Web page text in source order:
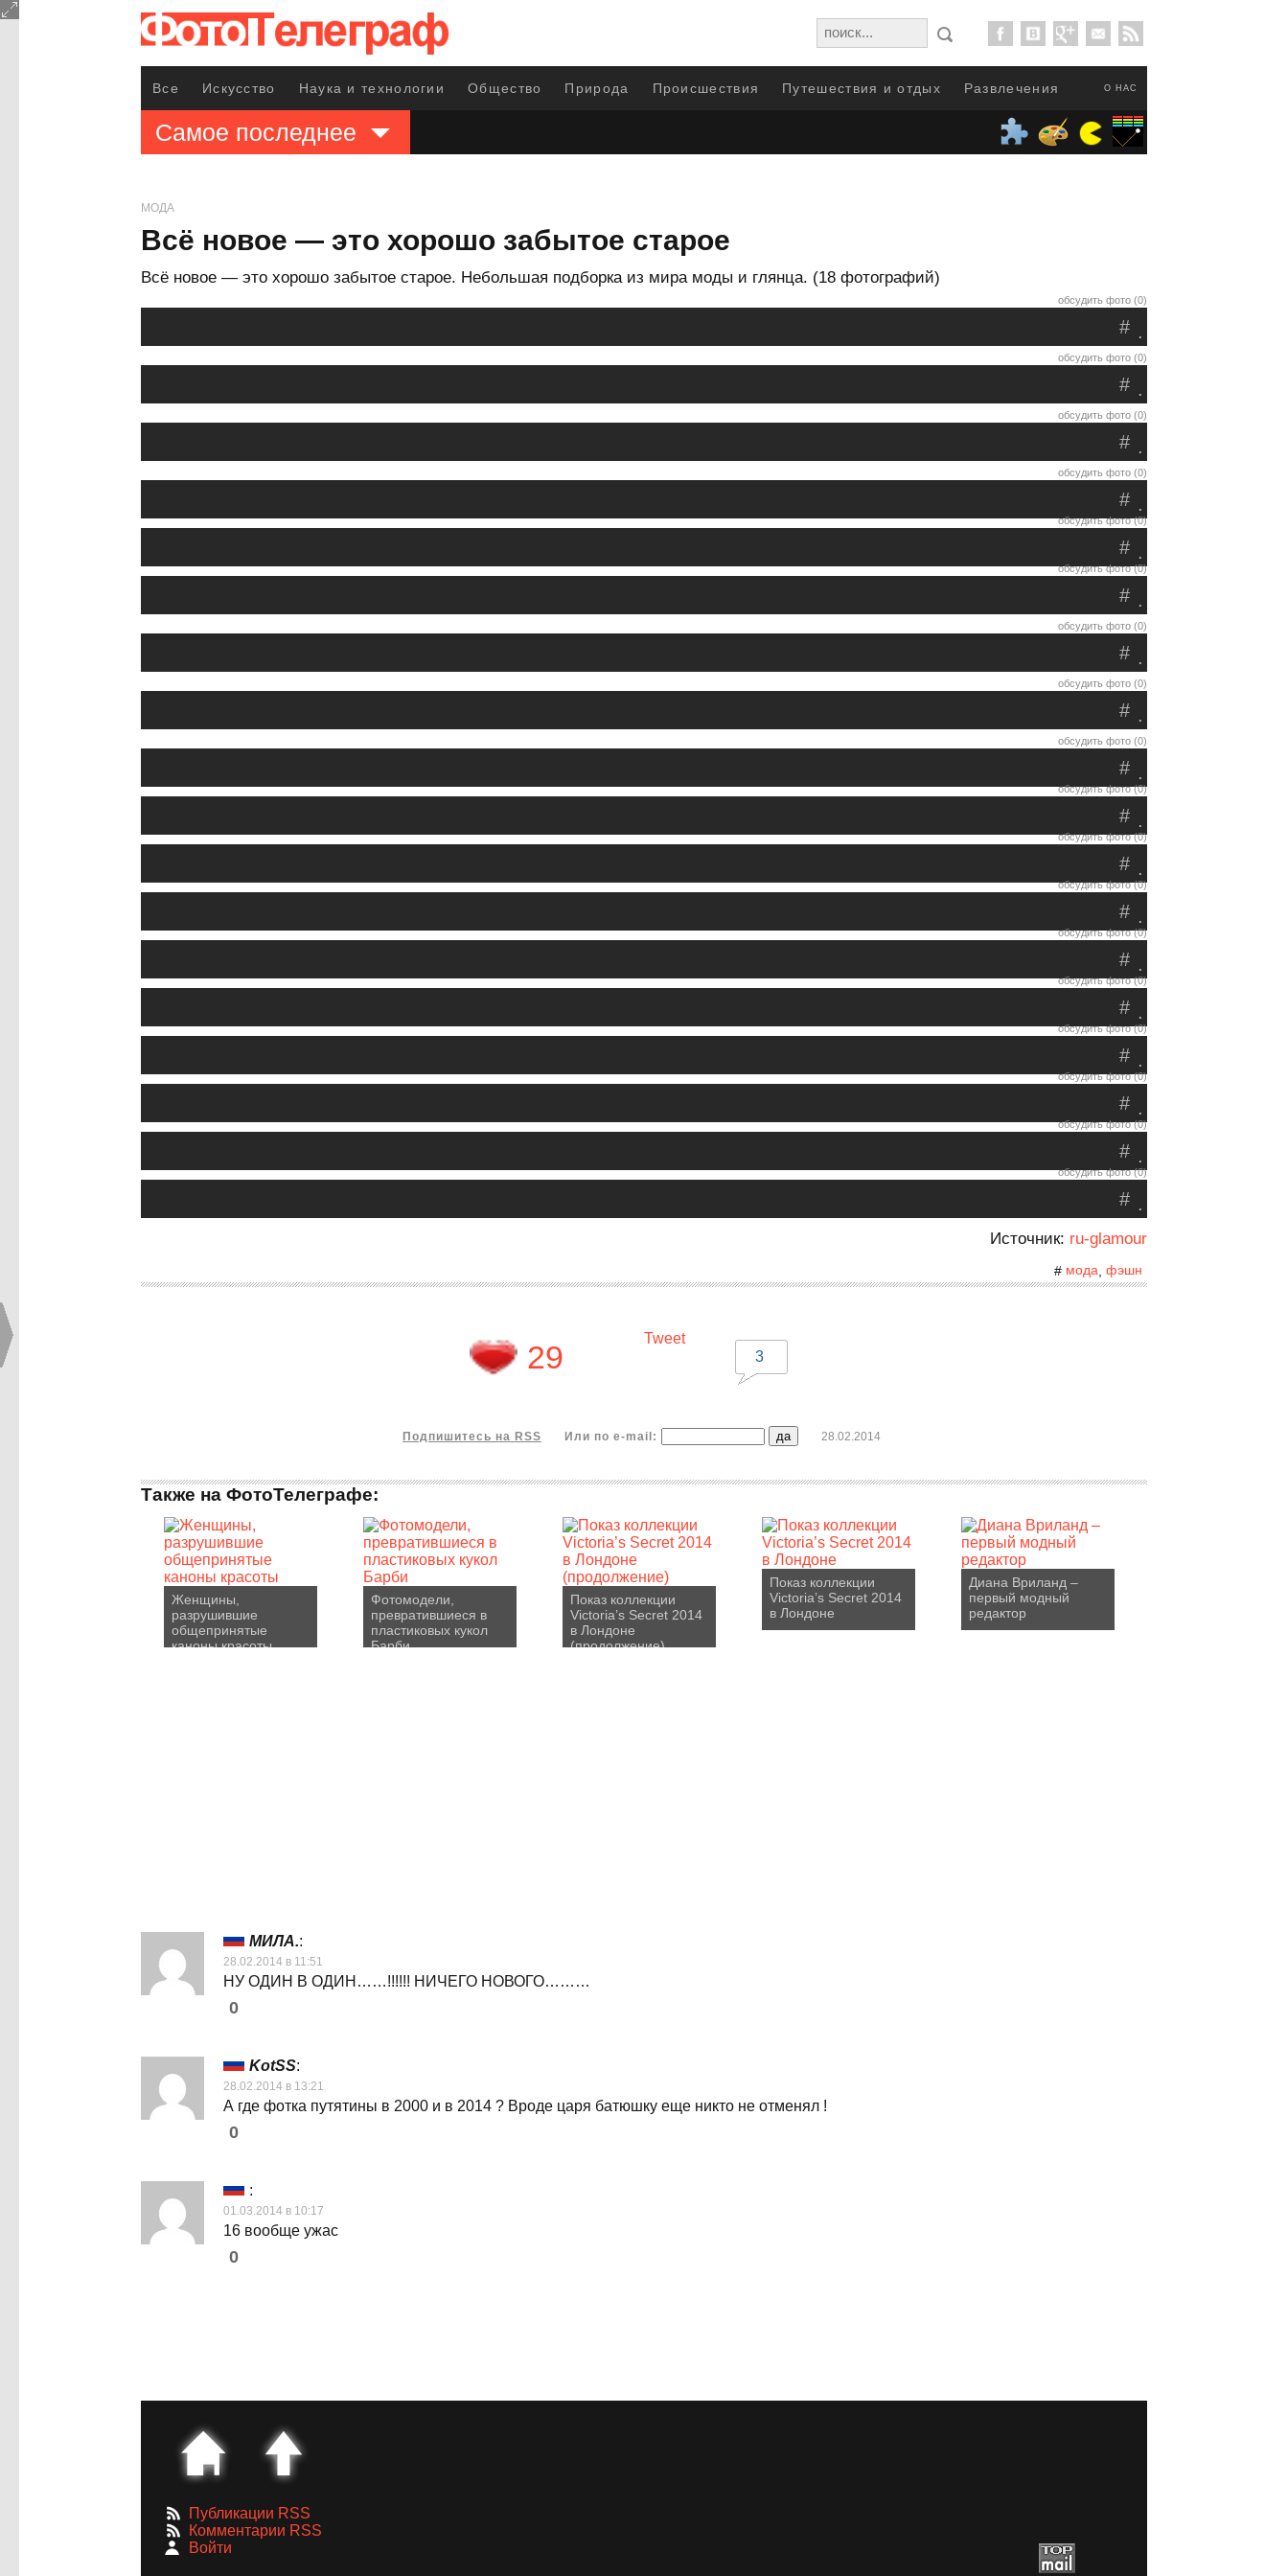
О НАС
Все Искусство Наука и технологии Общество Природа Происшествия Путешествия и отдых Развлечения
Самое последнее
МОДА
Всё новое — это хорошо забытое старое
Всё новое — это хорошо забытое старое. Небольшая подборка из мира моды и глянца. (18 фотографий)
обсудить фото (0)
.
#
обсудить фото (0)
.
#
обсудить фото (0)
.
#
обсудить фото (0)
.
#
обсудить фото (0)
.
#
обсудить фото (0)
.
#
обсудить фото (0)
.
#
обсудить фото (0)
.
#
обсудить фото (0)
.
#
обсудить фото (0)
.
#
обсудить фото (0)
.
#
обсудить фото (0)
.
#
обсудить фото (0)
.
#
обсудить фото (0)
.
#
обсудить фото (0)
.
#
обсудить фото (0)
.
#
обсудить фото (0)
.
#
обсудить фото (0)
.
#
Источник: ru-glamour
# мода фэшн
29
Tweet
3
Подпишитесь на RSS Или по e-mail: 28.02.2014
Также на ФотоТелеграфе:
Женщины,
разрушившие
общепринятые
каноны красоты
Фотомодели,
превратившиеся в
пластиковых кукол
Барби
Показ коллекции
Victoria’s Secret 2014
в Лондоне
(продолжение)
Показ коллекции
Victoria’s Secret 2014
в Лондоне
Диана Вриланд –
первый модный
редактор
МИЛА.:
28.02.2014 в 11:51
НУ ОДИН В ОДИН……!!!!!! НИЧЕГО НОВОГО………
0
KotSS:
28.02.2014 в 13:21
А где фотка путятины в 2000 и в 2014 ? Вроде царя батюшку еще никто не отменял !
0
:
01.03.2014 в 10:17
16 вообще ужас
0
Публикации RSS
Комментарии RSS
Войти